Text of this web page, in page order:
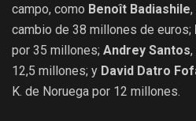
campo, como Benoît Badiashile
cambio de 38 millones de euros;
por 35 millones; Andrey Santos
12,5 millones; y David Datro
K. de Noruega por 12 millones.